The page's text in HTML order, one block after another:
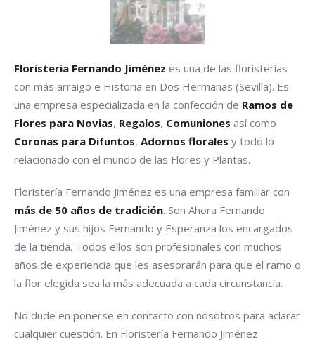
Floristeria Fernando Jiménez es una de las floristerías
con más arraigo e Historia en Dos Hermanas (Sevilla). Es
una empresa especializada en la confección de Ramos de
Flores para Novias, Regalos, Comuniones así como
Coronas para Difuntos, Adornos florales y todo lo
relacionado con el mundo de las Flores y Plantas.
Floristería Fernando Jiménez es una empresa familiar con
más de 50 años de tradición. Son Ahora Fernando
Jiménez y sus hijos Fernando y Esperanza los encargados
de la tienda. Todos ellos son profesionales con muchos
años de experiencia que les asesorarán para que el ramo o
la flor elegida sea la más adecuada a cada circunstancia.
No dude en ponerse en contacto con nosotros para aclarar
cualquier cuestión. En Floristería Fernando Jiménez